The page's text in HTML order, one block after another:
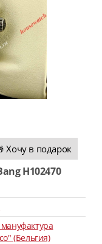
Хочу в подарок
H102470
(Бельгия)